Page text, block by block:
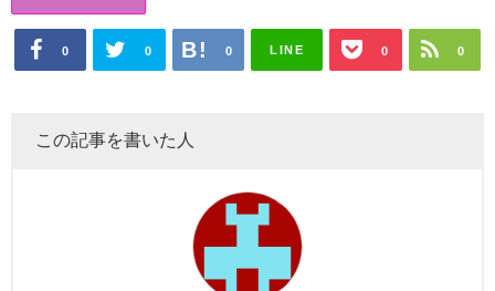
0 0 0 LINE 0 0
この記事を書いた人